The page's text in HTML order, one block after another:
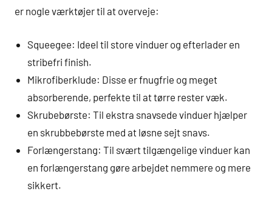
er nogle værktøjer til at overveje:
Squeegee: Ideel til store vinduer og efterlader en
stribefri finish.
Mikrofiberklude: Disse er fnugfrie og meget
absorberende, perfekte til at tørre rester væk.
Skrubebørste: Til ekstra snavsede vinduer hjælper
en skrubbebørste med at løsne sejt snavs.
Forlængerstang: Til svært tilgængelige vinduer kan
en forlængerstang gøre arbejdet nemmere og mere
sikkert.